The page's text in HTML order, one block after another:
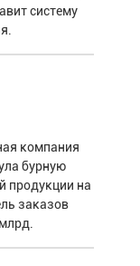
систему
компания
бурную
продукции на
заказов